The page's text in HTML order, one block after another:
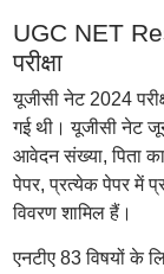
UGC NET
परीक्षा
यूजीसी नेट 2024
गई थी। यूजीसी नेट
आवेदन संख्या, पिता
पेपर, प्रत्येक पेपर में
विवरण शामिल हैं।
एनटीए 83 विषयों के